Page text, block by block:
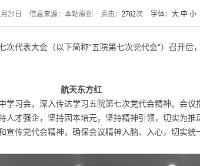
21日 信息来源：本站原创 点击： 2762次 字体： 大 中 小
次代表大会（以下简称“五院第七次党代会”）召开后
航天东方红
习会，深入传达学习五院第七次党代会精神。会
才强企，坚持固本培元，坚持精神引领，切实为
传党代会精神，确保会议精神入脑、入心，切实统